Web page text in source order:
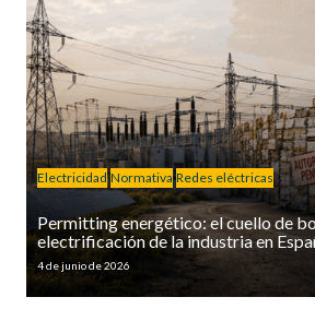
Electricidad Normativa Redes eléctricas
Permitting energético: el cuello de
electrificación de la industria en
4 de junio de 2026